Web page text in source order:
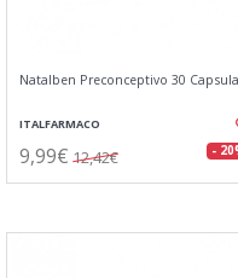
Natalben Preconceptivo 30
ITALFARMACO
9,99€ 12,42€ -